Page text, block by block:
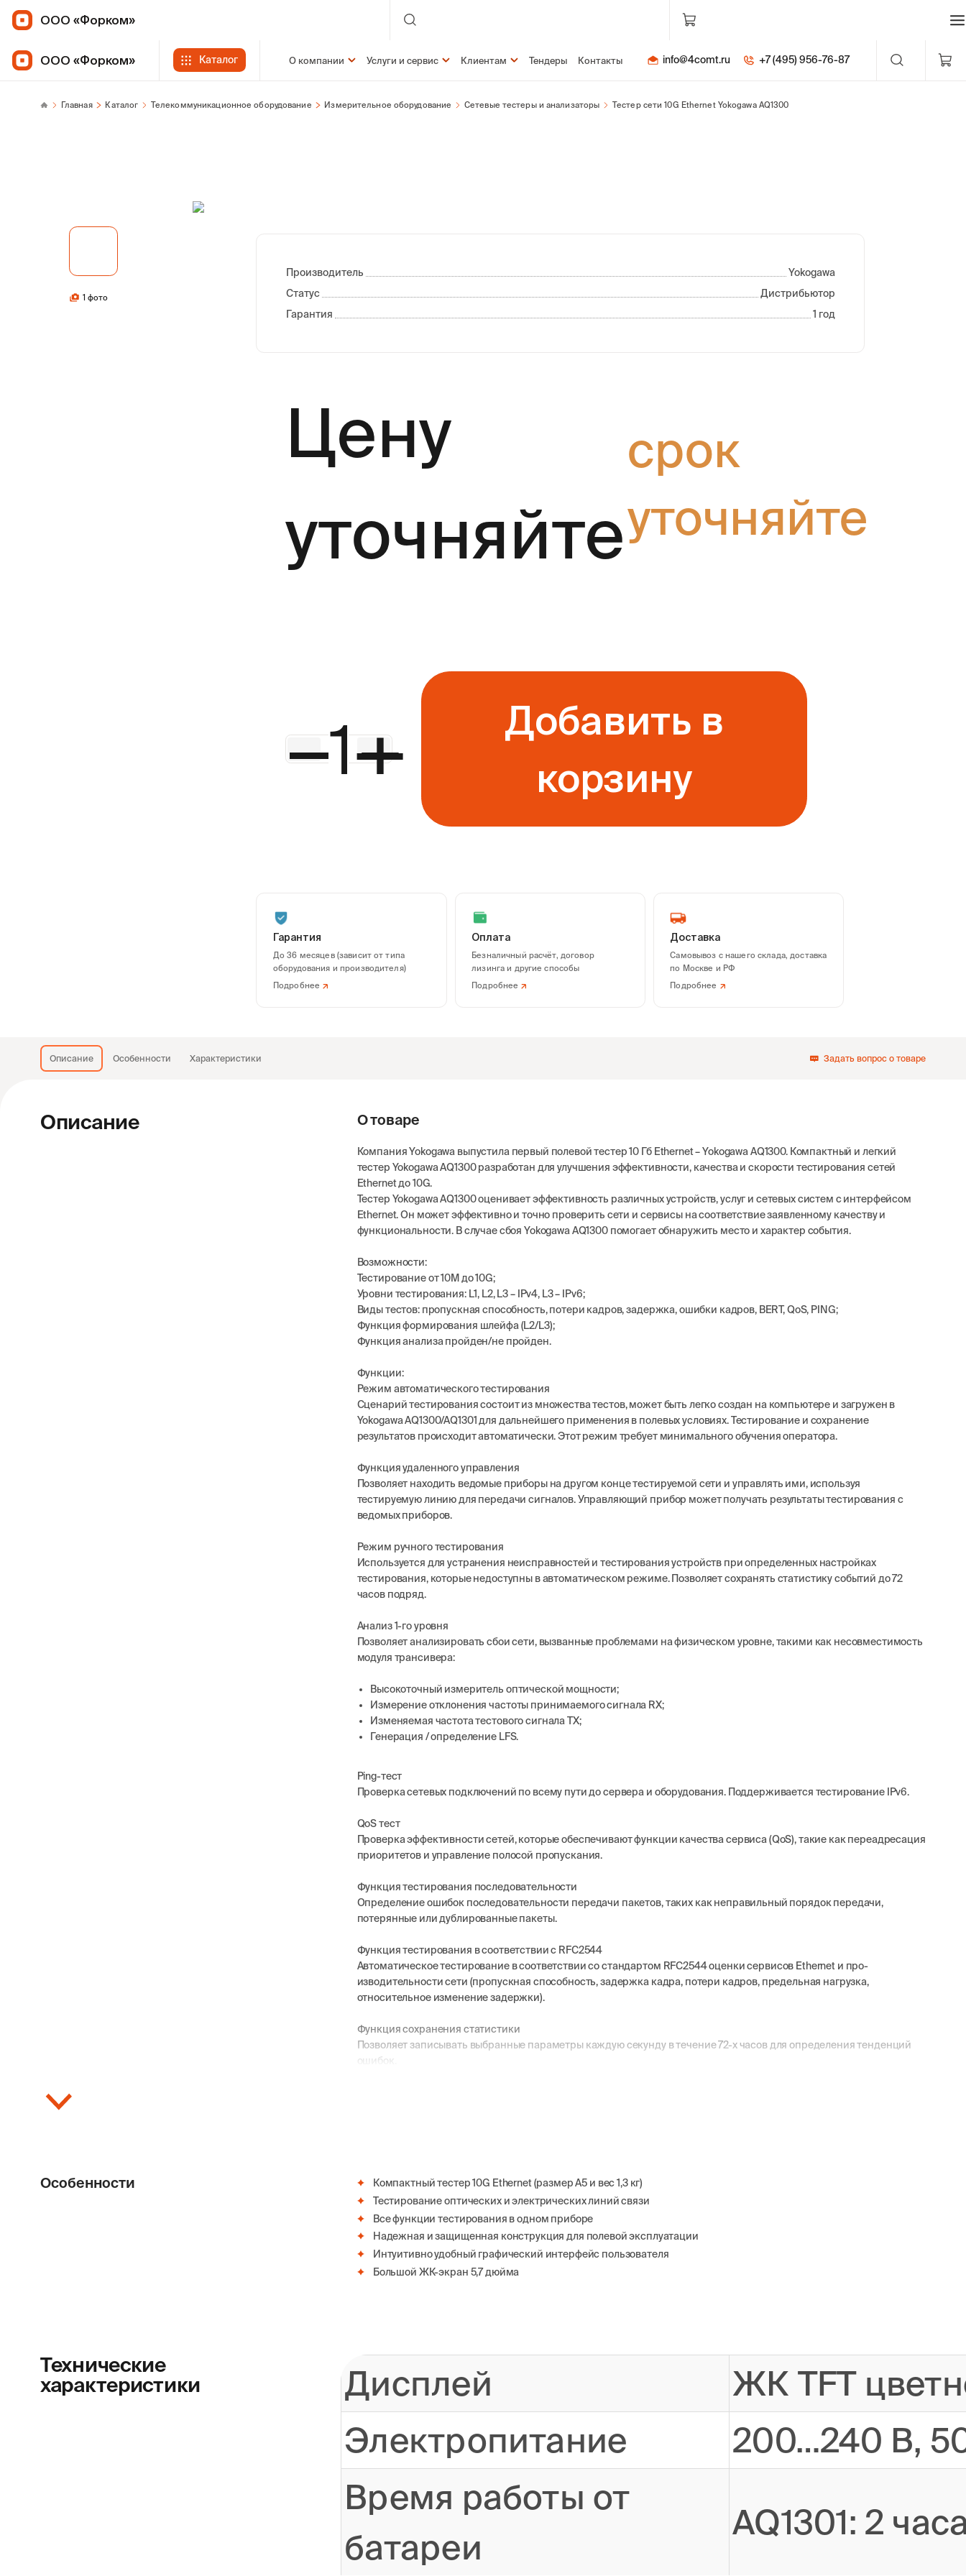
ООО «Форком»
ООО «Форком» Каталог О компании Услуги и сервис Клиентам Тендеры Контакты info@4comt.ru +7 (495) 956-76-87
Главная Каталог Телекоммуникационное оборудование Измерительное оборудование Сетевые тестеры и анализаторы Тестер сети 10G Ethernet Yokogawa AQ1300
1 фото
Производитель
Yokogawa
Статус
Дистрибьютор
Гарантия
1 год
Цену
уточняйте
срок
уточняйте
— +
Добавить в
корзину
Гарантия
До 36 месяцев (зависит от типа
оборудования и производителя)
Подробнее
Оплата
Безналичный расчёт, договор
лизинга и другие способы
Подробнее
Доставка
Самовывоз с нашего склада, доставка
по Москве и РФ
Подробнее
Описание Особенности Характеристики Задать вопрос о товаре
Описание О товаре
Компания Yokogawa выпустила первый полевой тестер 10 Гб Ethernet – Yokogawa AQ1300. Компактный и легкий
тестер Yokogawa AQ1300 разработан для улучшения эффективности, качества и скорости тестирования сетей
Ethernet до 10G.
Тестер Yokogawa AQ1300 оценивает эффективность различных устройств, услуг и сетевых систем с интерфейсом
Ethernet. Он может эффективно и точно проверить сети и сервисы на соответствие заявленному качеству и
функциональности. В случае сбоя Yokogawa AQ1300 помогает обнаружить место и характер события.
Возможности:
Тестирование от 10M до 10G;
Уровни тестирования: L1, L2, L3 – IPv4, L3 – IPv6;
Виды тестов: пропускная способность, потери кадров, задержка, ошибки кадров, BERT, QoS, PING;
Функция формирования шлейфа (L2/L3);
Функция анализа пройден/не пройден.
Функции:
Режим автоматического тестирования
Сценарий тестирования состоит из множества тестов, может быть легко создан на компьютере и загружен в
Yokogawa AQ1300/AQ1301 для дальнейшего применения в полевых условиях. Тестирование и сохранение
результатов происходит автоматически. Этот режим требует минимального обучения оператора.
Функция удаленного управления
Позволяет находить ведомые приборы на другом конце тестируемой сети и управлять ими, используя
тестируемую линию для передачи сигналов. Управляющий прибор может получать результаты тестирования с
ведомых приборов.
Режим ручного тестирования
Используется для устранения неисправностей и тестирования устройств при определенных настройках
тестирования, которые недоступны в автоматическом режиме. Позволяет сохранять статистику событий до 72
часов подряд.
Анализ 1-го уровня
Позволяет анализировать сбои сети, вызванные проблемами на физическом уровне, такими как несовместимость
модуля трансивера:
Высокоточный измеритель оптической мощности;
Измерение отклонения частоты принимаемого сигнала RX;
Изменяемая частота тестового сигнала TX;
Генерация / определение LFS.
Ping-тест
Проверка сетевых подключений по всему пути до сервера и оборудования. Поддерживается тестирование IPv6.
QoS тест
Проверка эффективности сетей, которые обеспечивают функции качества сервиса (QoS), такие как переадресация
приоритетов и управление полосой пропускания.
Функция тестирования последовательности
Определение ошибок последовательности передачи пакетов, таких как неправильный порядок передачи,
потерянные или дублированные пакеты.
Функция тестирования в соответствии с RFC2544
Автоматическое тестирование в соответствии со стандартом RFC2544 оценки сервисов Ethernet и про-
изводительности сети (пропускная способность, задержка кадра, потери кадров, предельная нагрузка,
относительное изменение задержки).
Функция сохранения статистики
Позволяет записывать выбранные параметры каждую секунду в течение 72-х часов для определения тенденций
ошибок.
Особенности
Компактный тестер 10G Ethernet (размер A5 и вес 1,3 кг)
Тестирование оптических и электрических линий связи
Все функции тестирования в одном приборе
Надежная и защищенная конструкция для полевой эксплуатации
Интуитивно удобный графический интерфейс пользователя
Большой ЖК-экран 5,7 дюйма
Технические
характеристики
Дисплей
ЖК TFT
Электропитание
200…240 В,
Время работы от
батареи
AQ1301: 2